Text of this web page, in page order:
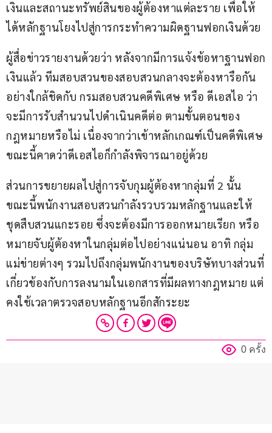
เงินและสถานะทรัพย์สินของผู้ต้องหาแต่ละราย เพื่อให้
ได้หลักฐานโยงไปสู่การกระทำความผิดฐานฟอกเงินด้วย
ผู้สื่อข่าวรายงานด้วยว่า หลังจากมีการแจ้งข้อหาฐานฟอก
เงินแล้ว ทีมสอบสวนของสอบสวนกลางจะต้องหารือกัน
อย่างใกล้ชิดกับ กรมสอบสวนคดีพิเศษ หรือ ดีเอสไอ ว่า
จะมีการรับสำนวนไปดำเนินคดีต่อ ตามขั้นตอนของ
กฎหมายหรือไม่ เนื่องจากว่าเข้าหลักเกณฑ์เป็นคดีพิเศษ
ขณะนี้คาดว่าดีเอสไอก็กำลังพิจารณาอยู่ด้วย
ส่วนการขยายผลไปสู่การจับกุมผู้ต้องหากลุ่มที่ 2 นั้น
ขณะนี้พนักงานสอบสวนกำลังรวบรวมหลักฐานและให้
ชุดสืบสวนแกะรอย ซึ่งจะต้องมีการออกหมายเรียก หรือ
หมายจับผู้ต้องหาในกลุ่มต่อไปอย่างแน่นอน อาทิ กลุ่ม
แม่ข่ายต่างๆ รวมไปถึงกลุ่มพนักงานของบริษัทบางส่วนที่
เกี่ยวข้องกับการลงนามในเอกสารที่มีผลทางกฎหมาย แต่
คงใช้เวลาตรวจสอบหลักฐานอีกสักระยะ
0 ครั้ง